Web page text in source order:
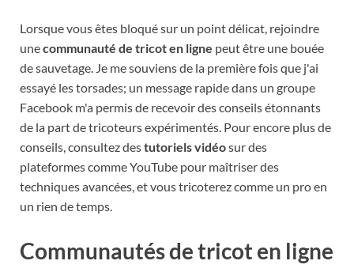
Lorsque vous êtes bloqué sur un point délicat, rejoindre
unecommunauté de tricot en ligne peut être une bouée
de sauvetage. Je me souviens de la première fois que j'ai
essayé les torsades; un message rapide dans un groupe
Facebook m'a permis de recevoir des conseils étonnants
de la part de tricoteurs expérimentés. Pour encore plus de
conseils, consultez destutoriels vidéosur des
plateformes comme YouTube pour maîtriser des
techniques avancées, et vous tricoterez comme un pro en
un rien de temps.
Communautés de tricot en ligne